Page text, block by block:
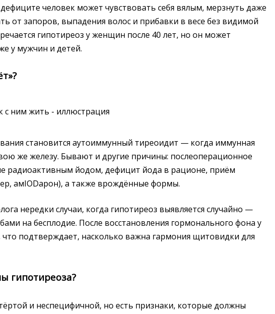
человек может чувствовать себя вялым, мерзнуть даже
от запоров, выпадения волос и прибавки в весе без видимой
гипотиреоз у женщин после 40 лет, но он может
у мужчин и детей.
становится аутоиммунный тиреоидит — когда иммунная
же железу. Бывают и другие причины: послеоперационное
радиоактивным йодом, дефицит йода в рационе, приём
амIODарон), а также врождённые формы.
нередки случаи, когда гипотиреоз выявляется случайно —
на бесплодие. После восстановления гормонального фона у
что подтверждает, насколько важна гармония щитовидки для
гипотиреоза?
и неспецифичной, но есть признаки, которые должны